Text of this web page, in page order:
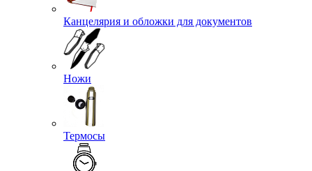
Канцелярия и обложки для документов
Ножи
Термосы